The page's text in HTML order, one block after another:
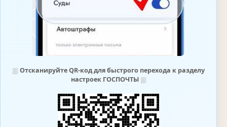
⛆ Отсканируйте QR-код для быстрого перехода к разделу
настроек ГОСПОЧТЫ⛆